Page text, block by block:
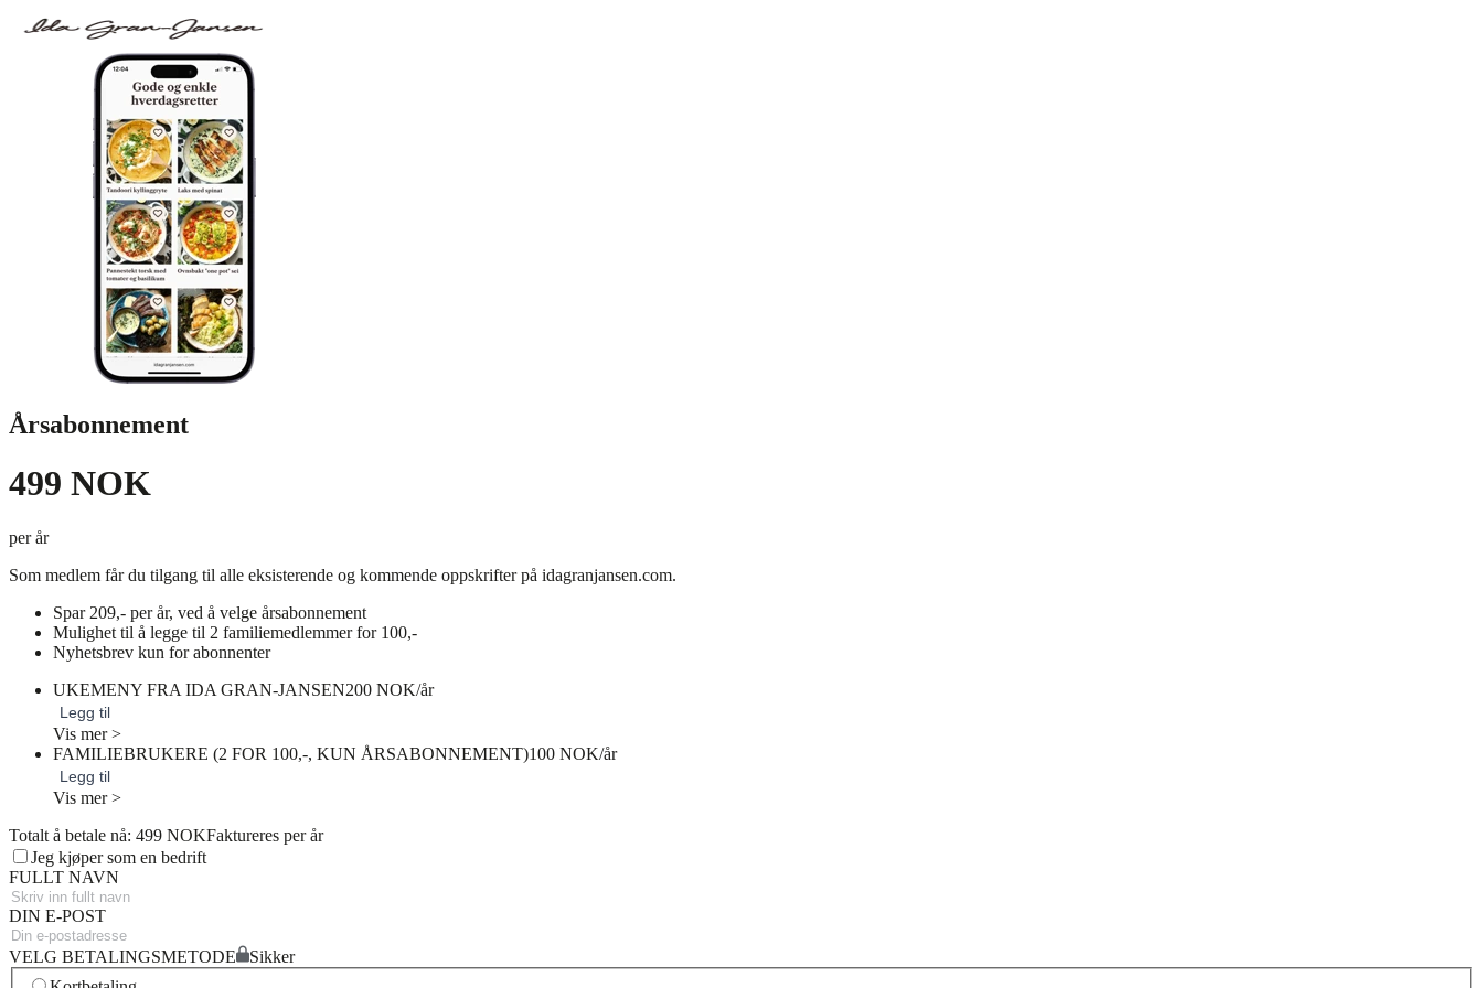
Årsabonnement
499 NOK
per år
Som medlem får du tilgang til alle eksisterende og kommende oppskrifter på idagranjansen.com.
Spar 209,- per år, ved å velge årsabonnement
Mulighet til å legge til 2 familiemedlemmer for 100,-
Nyhetsbrev kun for abonnenter
UKEMENY FRA IDA GRAN-JANSEN200 NOK/år
Legg til
Vis mer >
FAMILIEBRUKERE (2 FOR 100,-, KUN ÅRSABONNEMENT)100 NOK/år
Legg til
Vis mer >
Totalt å betale nå: 499 NOKFaktureres per år
Jeg kjøper som en bedrift
FULLT NAVN
DIN E-POST
VELG BETALINGSMETODE
Sikker